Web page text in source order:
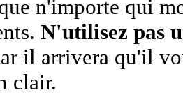
n'importe qui
N'utilisez pas
il arrivera qu'il
clair.